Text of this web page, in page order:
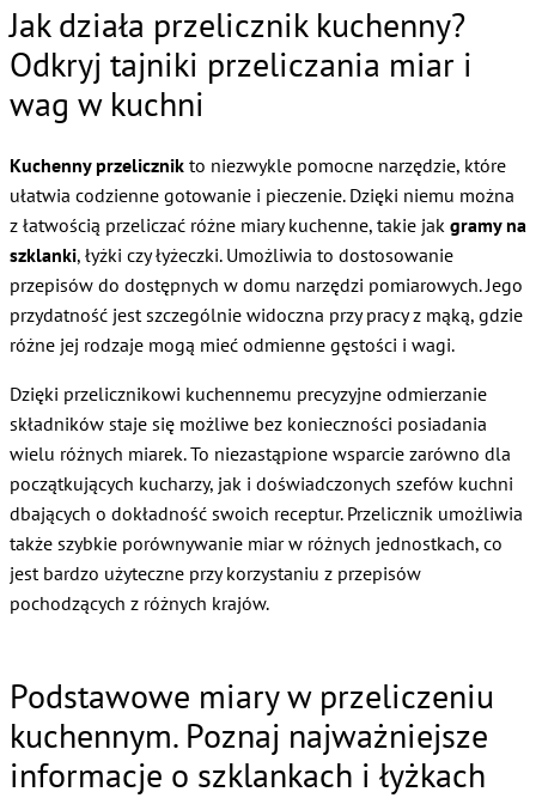
Jak działa przelicznik kuchenny?
Odkryj tajniki przeliczania miar i
wag w kuchni
Kuchenny przelicznik to niezwykle pomocne narzędzie, które
ułatwia codzienne gotowanie i pieczenie. Dzięki niemu można
z łatwością przeliczać różne miary kuchenne, takie jak gramy na
szklanki, łyżki czy łyżeczki. Umożliwia to dostosowanie
przepisów do dostępnych w domu narzędzi pomiarowych. Jego
przydatność jest szczególnie widoczna przy pracy z mąką, gdzie
różne jej rodzaje mogą mieć odmienne gęstości i wagi.
Dzięki przelicznikowi kuchennemu precyzyjne odmierzanie
składników staje się możliwe bez konieczności posiadania
wielu różnych miarek. To niezastąpione wsparcie zarówno dla
początkujących kucharzy, jak i doświadczonych szefów kuchni
dbających o dokładność swoich receptur. Przelicznik umożliwia
także szybkie porównywanie miar w różnych jednostkach, co
jest bardzo użyteczne przy korzystaniu z przepisów
pochodzących z różnych krajów.
Podstawowe miary w przeliczeniu
kuchennym. Poznaj najważniejsze
informacje o szklankach i łyżkach